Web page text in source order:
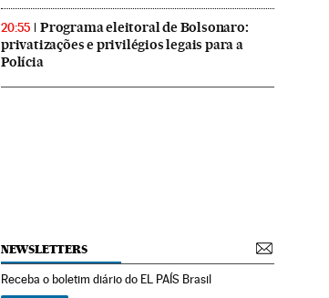
20:55
Programa eleitoral de Bolsonaro:
privatizações e privilégios legais para a
Polícia
NEWSLETTERS
Receba o boletim diário do EL PAÍS Brasil